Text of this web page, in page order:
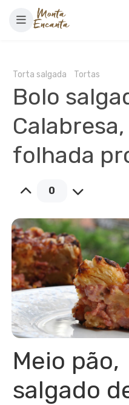
Torta salgada Tortas
Bolo
folhada
0
Meio
salgado